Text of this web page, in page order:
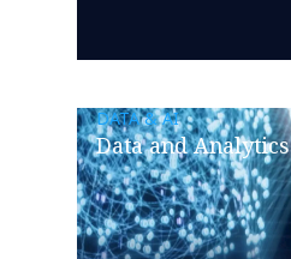
DATA & AI
Data and Analytics